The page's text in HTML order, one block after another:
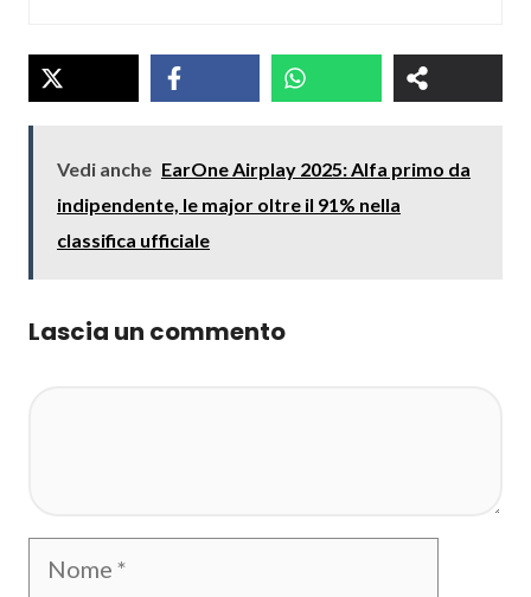
Vedi anche EarOne Airplay 2025: Alfa primo da
indipendente, le major oltre il 91% nella
classifica ufficiale
Lascia un commento
Nome